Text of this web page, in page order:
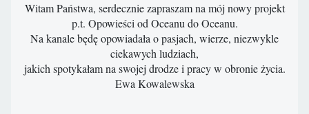
Witam Państwa, serdecznie zapraszam na mój nowy projekt
p.t. Opowieści od Oceanu do Oceanu.
Na kanale będę opowiadała o pasjach, wierze, niezwykle
ciekawych ludziach,
jakich spotykałam na swojej drodze i pracy w obronie życia.
Ewa Kowalewska